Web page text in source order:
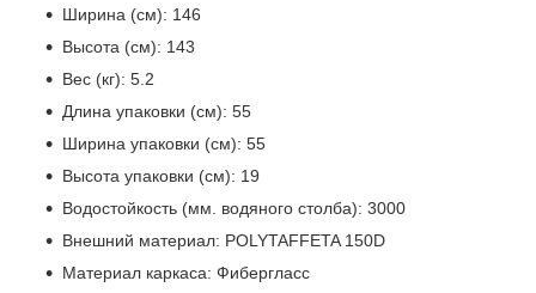
Ширина (см): 146
Высота (см): 143
Вес (кг): 5.2
Длина упаковки (см): 55
Ширина упаковки (см): 55
Высота упаковки (см): 19
Водостойкость (мм. водяного столба): 3000
Внешний материал: POLYTAFFETA 150D
Материал каркаса: Фибергласс